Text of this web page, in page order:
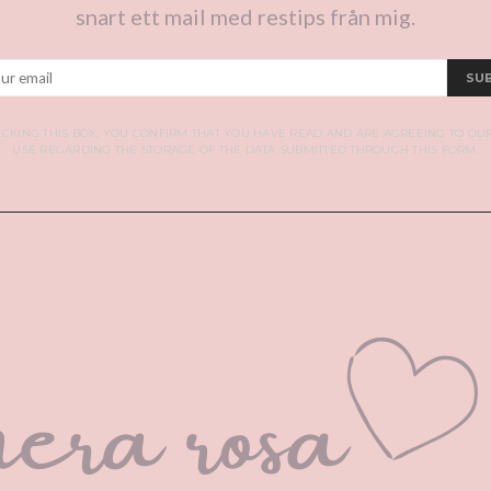
snart ett mail med restips från mig.
THIS BOX, YOU CONFIRM THAT YOU HAVE READ AND ARE AGREEING TO OUR
USE REGARDING THE STORAGE OF THE DATA SUBMITTED THROUGH THIS FORM.